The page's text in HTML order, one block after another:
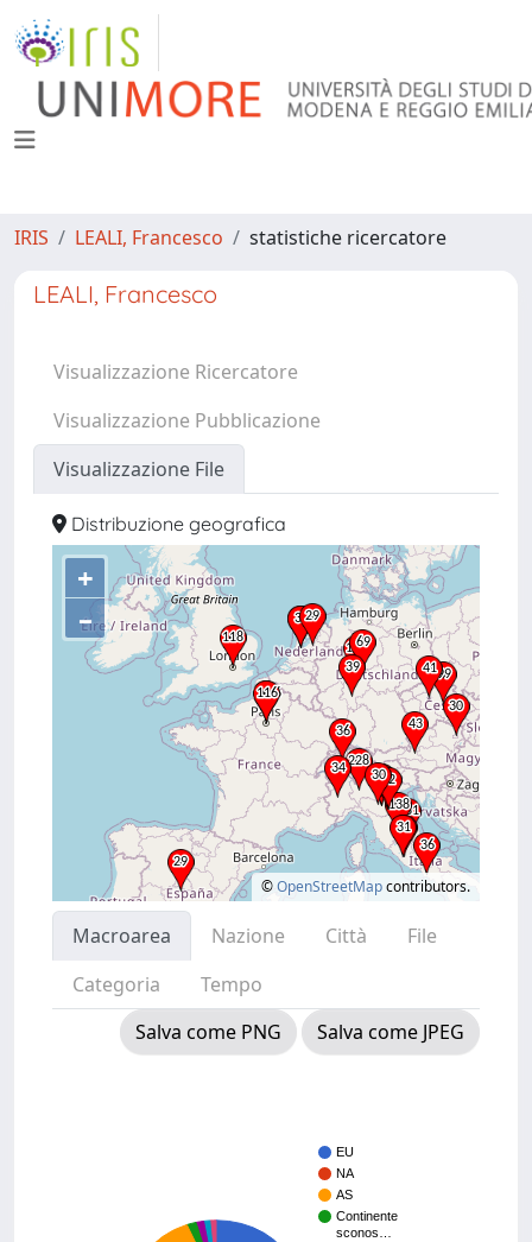
IRIS LEALI, Francesco statistiche ricercatore
LEALI, Francesco
Visualizzazione Ricercatore
Visualizzazione Pubblicazione
Visualizzazione File
Distribuzione geografica
+
–
©OpenStreetMapcontributors.
Macroarea Nazione Città
File
Categoria
Tempo
Salva come PNG
Salva come JPEG
EU
NA
AS
Continente
sconos…